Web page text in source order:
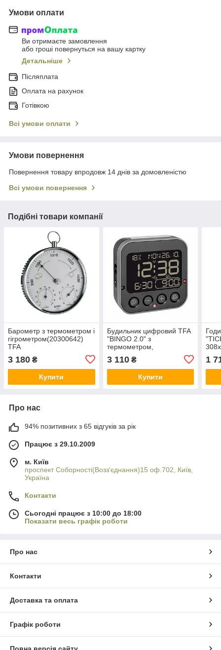
Умови оплати
Ви отримаєте замовлення
або гроші повернуться на вашу картку
Детальніше
Післяплата
Оплата на рахунок
Готівкою
Всі умови оплати
Умови повернення
Повернення товару впродовж 14 днів за домовленістю
Всі умови повернення
Подібні товари компанії
Барометр з термометром і
гігрометром(20300642)
TFA
3 180 ₴
Купити
Будильник цифровий TFA
"BINGO 2.0" з
термометром,
чорний, 95x41x96
мм60255201
3 110₴
Купити
1
Про нас
94% позитивних з 65 відгуків за рік
Працює з 29.10.2009
м. Київ
проспект Соборності(Возз'єднання)15 оф.702, Київ,
Україна
Контакти
Сьогодні працює з 10:00 до 18:00
Показати весь графік роботи
Про нас
Контакти
Доставка та оплата
Графік роботи